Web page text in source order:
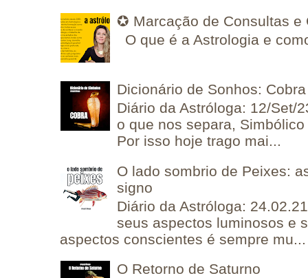
✪ Marcação de Consultas e
O que é a Astrologia e
Dicionário de Sonhos: Cobra
Diário da Astróloga: 12/Set/
o que nos separa,
Por isso hoje trago mai...
O lado sombrio de Peixes:
signo
Diário da Astróloga:
seus aspectos luminosos e
aspectos conscientes é sempre mu...
O Retorno de Saturno